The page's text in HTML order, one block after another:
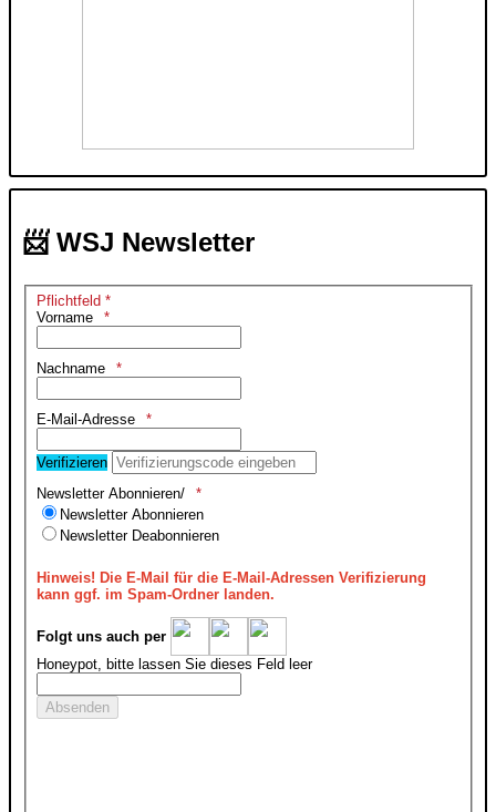
📨 WSJ Newsletter
Pflichtfeld *
Vorname
Nachname
E-Mail-Adresse
Verifizieren
Newsletter Abonnieren/
Newsletter Abonnieren
Newsletter Deabonnieren
Hinweis!Die E-Mail für die E-Mail-Adressen Verifizierung
kann ggf. im Spam-Ordner landen.
Folgt uns auch per
Honeypot, bitte lassen Sie dieses Feld leer